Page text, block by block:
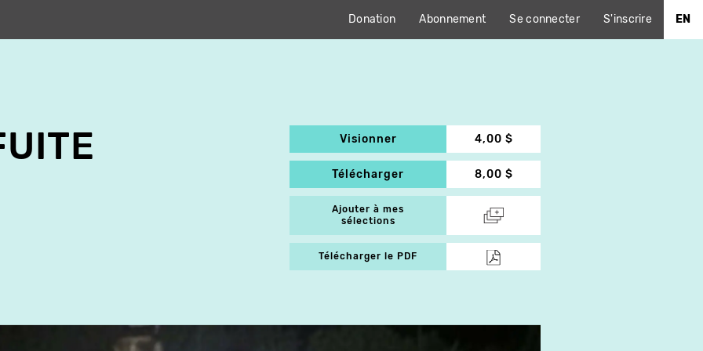
Donation Abonnement Se connecter S'inscrire EN
Visionner 4,00 $
Télécharger 8,00 $
Ajouter à mes
sélections
Télécharger le PDF